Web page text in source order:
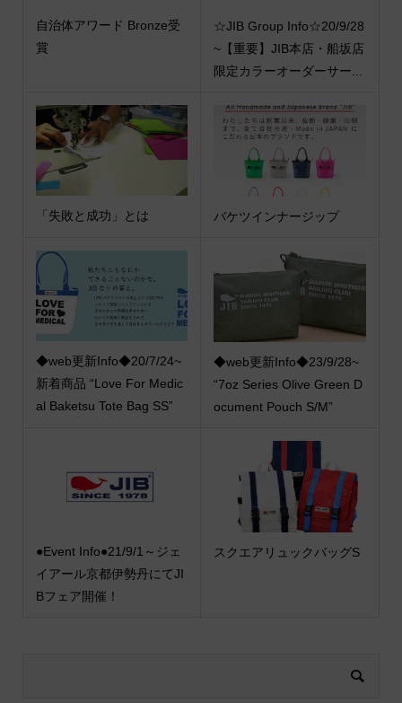
自治体アワード Bronze受
賞
☆JIB Group Info☆20/9/28
~【重要】JIB本店・船坂店
限定カラーオーダーサー...
「失敗と成功」とは バケツインナージップ
◆web更新Info◆20/7/24~
新着商品 “Love For Medic
al Baketsu Tote Bag SS”
◆web更新Info◆23/9/28~
“7oz Series Olive Green D
ocument Pouch S/M”
●Event Info●21/9/1～ジェ
イアール京都伊勢丹にてJI
Bフェア開催！
スクエアリュックバッグS